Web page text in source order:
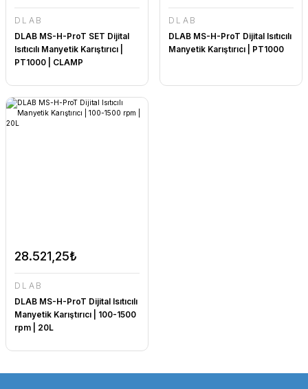
DLAB
DLAB MS-H-ProT SET Dijital
Isıtıcılı Manyetik Karıştırıcı |
PT1000 | CLAMP
DLAB
DLAB MS-H-ProT Dijital Isıtıcılı
Manyetik Karıştırıcı | PT1000
28.521,25₺
DLAB
DLAB MS-H-ProT Dijital Isıtıcılı
Manyetik Karıştırıcı | 100-1500
rpm | 20L